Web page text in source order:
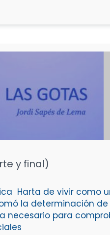
y final)
Harta de vivir como
la determinación de
necesario para